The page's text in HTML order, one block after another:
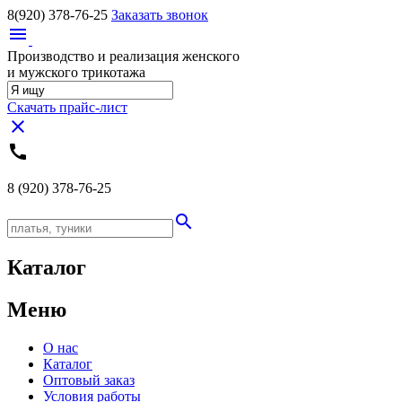
8(920) 378-76-25 Заказать звонок
menu
Производство и реализация женского
и мужского трикотажа
Скачать прайс-лист
close
call
8 (920) 378-76-25
search
Каталог
Меню
О нас
Каталог
Оптовый заказ
Условия работы